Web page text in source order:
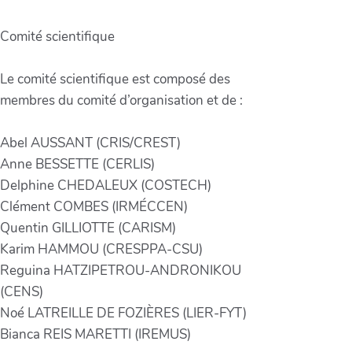
Comité scientifique
Le comité scientifique est composé des
membres du comité d’organisation et de :
Abel AUSSANT (CRIS/CREST)
Anne BESSETTE (CERLIS)
Delphine CHEDALEUX (COSTECH)
Clément COMBES (IRMÉCCEN)
Quentin GILLIOTTE (CARISM)
Karim HAMMOU (CRESPPA-CSU)
Reguina HATZIPETROU-ANDRONIKOU
(CENS)
Noé LATREILLE DE FOZIÈRES (LIER-FYT)
Bianca REIS MARETTI (IREMUS)